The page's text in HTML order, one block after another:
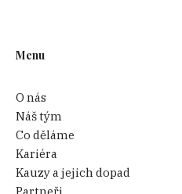
Menu
O nás
Náš tým
Co děláme
Kariéra
Kauzy a jejich dopad